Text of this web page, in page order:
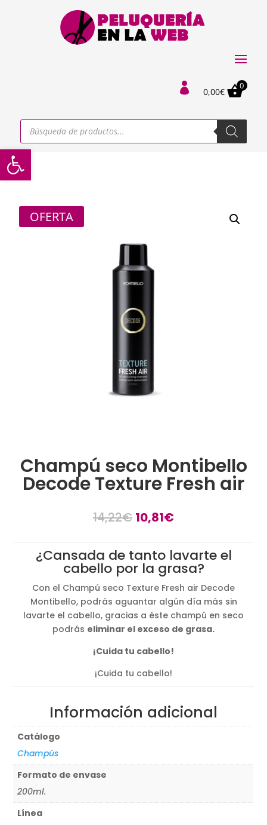
Abrir barra de herramientas
 0,00€
0
Búsqueda
productos
OFERTA
Champú seco Montibello
Decode Texture Fresh air
14,22€ El
era:
14,22€.
10,81€El
es:
10,81€.
¿Cansada de tanto lavarte el
cabello por la grasa?
Con el Champú seco Texture Fresh air Decode
Montibello, podrás aguantar algún día más sin
lavarte el cabello, gracias a éste champú en seco
podrás eliminar el exceso de grasa.
¡Cuida tu cabello!
¡Cuida tu cabello!
Información adicional
Catálogo
Champús
Formato de envase
200ml.
Línea